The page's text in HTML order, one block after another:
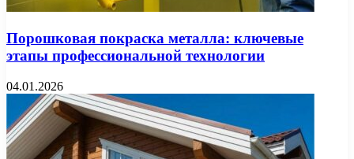
Порошковая покраска металла: ключевые
этапы профессиональной технологии
04.01.2026